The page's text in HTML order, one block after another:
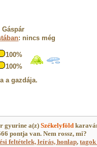
: nincs még
100%
100%
a gazdája.
gyurine a(z)Székelyföld
pontja van. Nem rossz, mi?
feltételek, leírás, honlap,